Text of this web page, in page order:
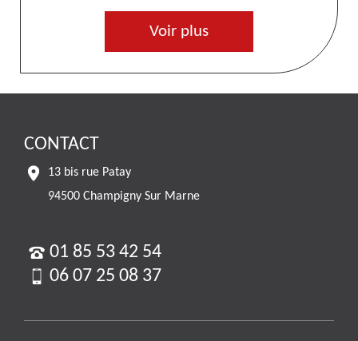
Voir plus
CONTACT
13 bis rue Patay
94500 Champigny Sur Marne
01 85 53 42 54
06 07 25 08 37